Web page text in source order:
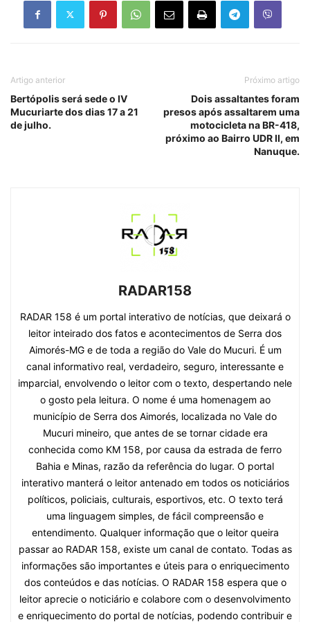
Artigo anterior
Bertópolis será sede o IV
Mucuriarte dos dias 17 a 21
de julho.
Próximo artigo
Dois assaltantes foram
presos após assaltarem uma
motocicleta na BR-418,
próximo ao Bairro UDR II, em
Nanuque.
RADAR158
RADAR 158 é um portal interativo de notícias, que deixará o
leitor inteirado dos fatos e acontecimentos de Serra dos
Aimorés-MG e de toda a região do Vale do Mucuri. É um
canal informativo real, verdadeiro, seguro, interessante e
imparcial, envolvendo o leitor com o texto, despertando nele
o gosto pela leitura. O nome é uma homenagem ao
município de Serra dos Aimorés, localizada no Vale do
Mucuri mineiro, que antes de se tornar cidade era
conhecida como KM 158, por causa da estrada de ferro
Bahia e Minas, razão da referência do lugar. O portal
interativo manterá o leitor antenado em todos os noticiários
políticos, policiais, culturais, esportivos, etc. O texto terá
uma linguagem simples, de fácil compreensão e
entendimento. Qualquer informação que o leitor queira
passar ao RADAR 158, existe um canal de contato. Todas as
informações são importantes e úteis para o enriquecimento
dos conteúdos e das notícias. O RADAR 158 espera que o
leitor aprecie o noticiário e colabore com o desenvolvimento
e enriquecimento do portal de notícias, podendo contribuir e